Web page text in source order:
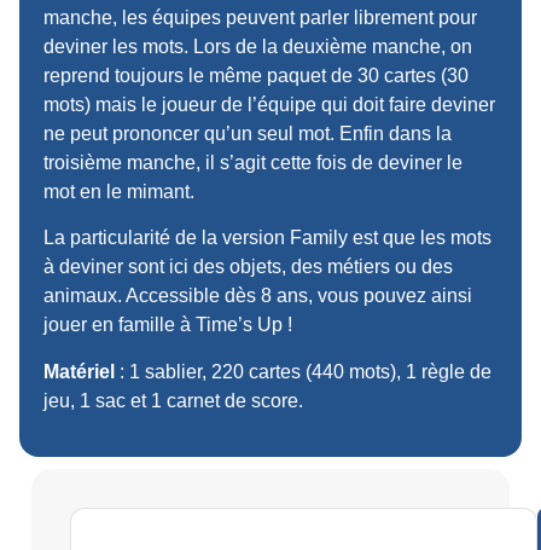
manche, les équipes peuvent parler librement pour
deviner les mots. Lors de la deuxième manche, on
reprend toujours le même paquet de 30 cartes (30
mots) mais le joueur de l’équipe qui doit faire deviner
ne peut prononcer qu’un seul mot. Enfin dans la
troisième manche, il s’agit cette fois de deviner le
mot en le mimant.
La particularité de la version Family est que les mots
à deviner sont ici des objets, des métiers ou des
animaux. Accessible dès 8 ans, vous pouvez ainsi
jouer en famille à Time’s Up !
Matériel : 1 sablier, 220 cartes (440 mots), 1 règle de
jeu, 1 sac et 1 carnet de score.